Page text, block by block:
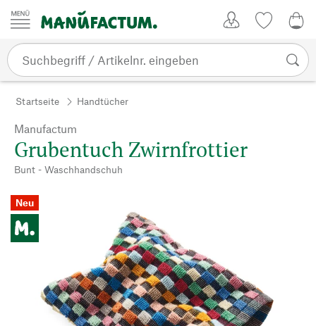
Zum Inhalt springen
Startseite Handtücher
Manufactum
Grubentuch Zwirnfrottier
Bunt - Waschhandschuh
Neu